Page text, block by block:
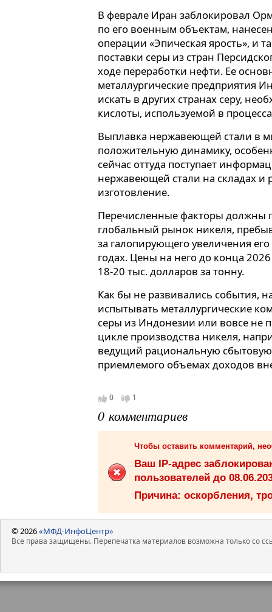
В феврале Иран заблокировал
по его военным объектам,
операции «Эпическая ярость», и
поставки серы из стран
ходе переработки нефти. Ее
металлургические предприятия
искать в других странах серу,
кислоты, используемой в
Выплавка нержавеющей стали в
положительную динамику,
сейчас оттуда поступает
нержавеющей стали на складах и
изготовление.
Перечисленные факторы должны
глобальный рынок никеля,
за галопирующего увеличения
годах. Цены на него до конца
18-20 тыс. долларов за тонну.
Как бы не развивались события,
испытывать металлургические
серы из Индонезии или вовсе не
цикле производства никеля,
ведущий рациональную
приемлемого объемах доходов
0 1
0 комментариев
Чтобы оставить комментарий,
Ваш IP-адрес
пользователей до
Причина: оскорбления,
© 2026«МФД-ИнфоЦентр»
Все права защищены. Перепечатка материалов возможна только со